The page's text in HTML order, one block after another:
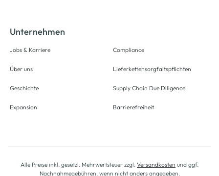
Unternehmen
Jobs & Karriere
Über uns
Geschichte
Expansion
Compliance
Lieferkettensorgfaltspflichten
Supply Chain Due Diligence
Barrierefreiheit
Alle Preise inkl. gesetzl. Mehrwertsteuer zzgl. Versandkosten und ggf.
Nachnahmegebühren, wenn nicht anders angegeben.